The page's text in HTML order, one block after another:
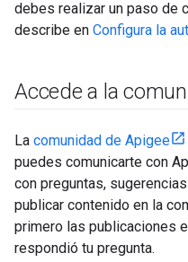
debes realizar un paso de
describe en Configura la
Accede a la
La comunidad de Apigee
puedes comunicarte con
con preguntas,
publicar contenido en la
primero las publicaciones
respondió tu pregunta.